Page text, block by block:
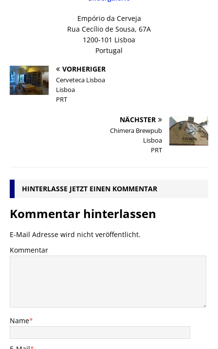
Empório da Cerveja
Rua Cecílio de Sousa, 67A
1200-101 Lisboa
Portugal
VORHERIGER
Cerveteca Lisboa
Lisboa
PRT
NÄCHSTER
Chimera Brewpub
Lisboa
PRT
HINTERLASSE JETZT EINEN KOMMENTAR
Kommentar hinterlassen
E-Mail Adresse wird nicht veröffentlicht.
Kommentar
Name*